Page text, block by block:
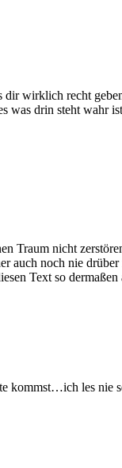
wirklich recht
was drin steht wahr
Traum nicht
auch noch nie
Text so
kommst…ich les nie